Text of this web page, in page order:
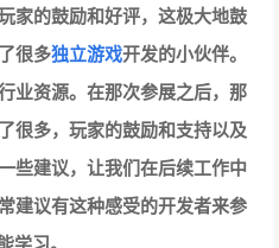
家的鼓励和好评，这极大地鼓
很多独立游戏开发的小伙伴。
业资源。在那次参展之后，那
很多，玩家的鼓励和支持以及
些建议，让我们在后续工作中
建议有这种感受的开发者来参